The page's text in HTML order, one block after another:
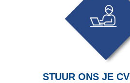
STUUR ONS JE CV